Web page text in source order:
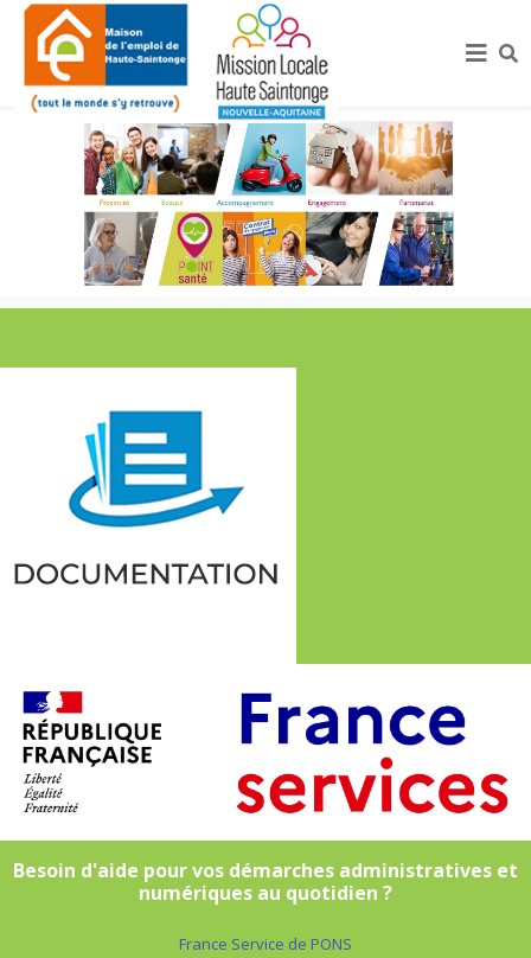
Besoin d'aide pour vos démarches administratives et
numériques au quotidien ?
France Service de PONS